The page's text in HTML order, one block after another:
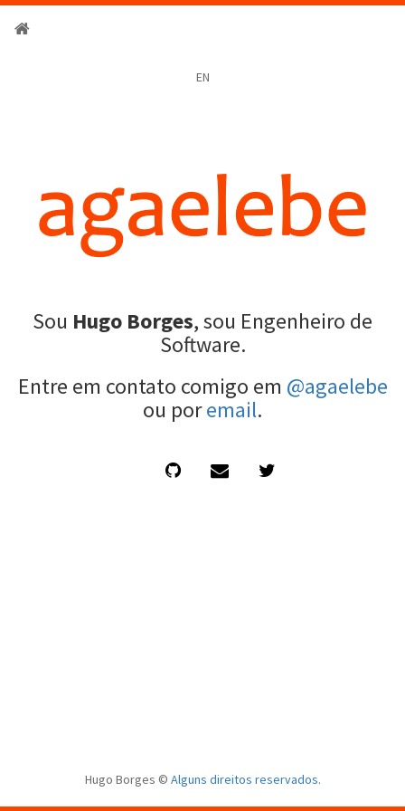
EN
Sou Hugo Borges, sou Engenheiro de
Software.
Entre em contato comigo em @agaelebe
ou poremail.
Hugo Borges © Alguns direitos reservados.